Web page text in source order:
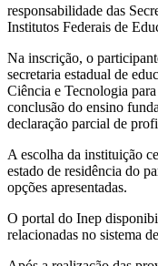
responsabilidade das
Institutos Federais de
Na inscrição, o
secretaria estadual de
Ciência e Tecnologia
conclusão do ensino
declaração parcial de
A escolha da instituição
estado de residência do
opções apresentadas.
O portal do Inep
relacionadas no sistema